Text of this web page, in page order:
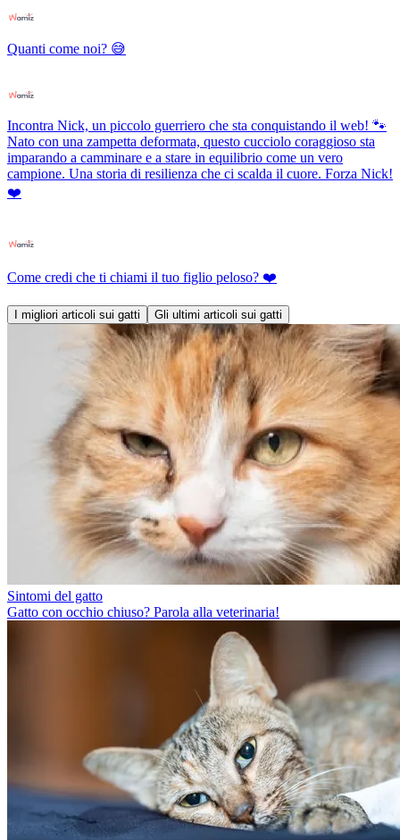
Quanti come noi? 😅
Incontra Nick, un piccolo guerriero che sta conquistando il web! 🐾
Nato con una zampetta deformata, questo cucciolo coraggioso sta
imparando a camminare e a stare in equilibrio come un vero
campione. Una storia di resilienza che ci scalda il cuore. Forza Nick!
❤️
Come credi che ti chiami il tuo figlio peloso? ❤️
I migliori articoli sui gatti Gli ultimi articoli sui gatti
Sintomi del gatto
Gatto con occhio chiuso? Parola alla veterinaria!